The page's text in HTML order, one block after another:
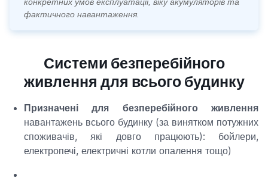
фактичного навантаження.
Системи безперебійного
живлення для всього будинку
Призначені для безперебійного живлення
навантажень всього будинку (за винятком потужних
споживачів, які довго працюють): бойлери,
електропечі, електричні котли опалення тощо)